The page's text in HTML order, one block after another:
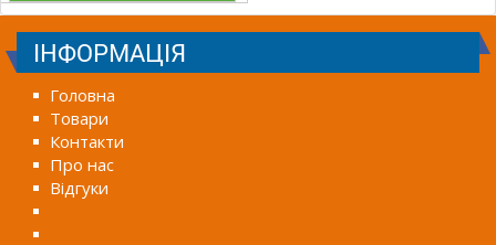
ІНФОРМАЦІЯ
Головна
Товари
Контакти
Про нас
Відгуки